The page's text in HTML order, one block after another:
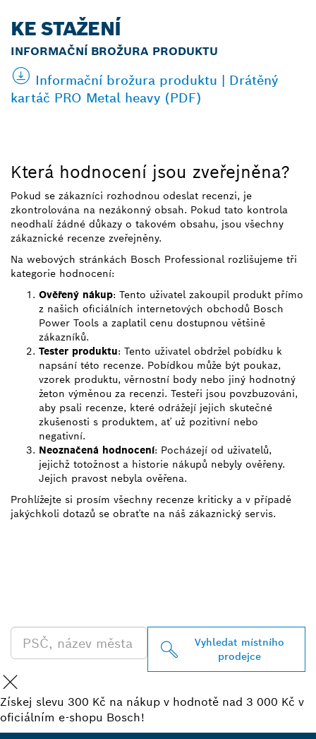
KE STAŽENÍ
INFORMAČNÍ BROŽURA PRODUKTU
Informační brožura produktu | Drátěný
kartáč PRO Metal heavy (PDF)
Která hodnocení jsou zveřejněna?
Pokud se zákazníci rozhodnou odeslat recenzi, je
zkontrolována na nezákonný obsah. Pokud tato kontrola
neodhalí žádné důkazy o takovém obsahu, jsou všechny
zákaznické recenze zveřejněny.
Na webových stránkách Bosch Professional rozlišujeme tři
kategorie hodnocení:
Ověřený nákup: Tento uživatel zakoupil produkt přímo
z našich oficiálních internetových obchodů Bosch
Power Tools a zaplatil cenu dostupnou většině
zákazníků.
Tester produktu: Tento uživatel obdržel pobídku k
napsání této recenze. Pobídkou může být poukaz,
vzorek produktu, věrnostní body nebo jiný hodnotný
žeton výměnou za recenzi. Testeři jsou povzbuzováni,
aby psali recenze, které odrážejí jejich skutečné
zkušenosti s produktem, ať už pozitivní nebo
negativní.
Neoznačená hodnocení: Pocházejí od uživatelů,
jejichž totožnost a historie nákupů nebyly ověřeny.
Jejich pravost nebyla ověřena.
Prohlížejte si prosím všechny recenze kriticky a v případě
jakýchkoli dotazů se obraťte na náš zákaznický servis.
Vyhledat místního
prodejce
Získej slevu 300 Kč na nákup v hodnotě nad 3 000 Kč v
oficiálním e-shopu Bosch!